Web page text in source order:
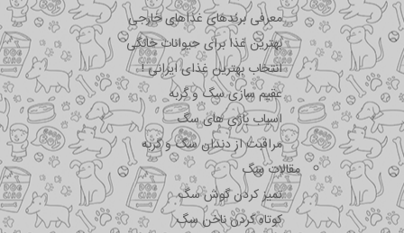
معرفی برندهای غذاهای خارجی
بهترین غذا برای حیوانات خانگی
انتخاب بهترین غذای ایرانی !
عقیم سازی سگ و گربه
اسباب بازی های سگ
مراقبت از دندان سگ و گربه
مقالات سگ
تمیز کردن گوش سگ
کوتاه کردن ناخن سگ